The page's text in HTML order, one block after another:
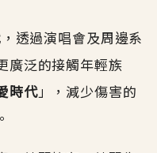
透過演唱會及周邊系
廣泛的接觸年輕族
時代」，減少傷害的